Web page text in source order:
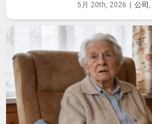
5月 20th, 2026 公司 ,